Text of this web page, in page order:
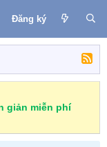
Đăng ký
giản miễn phí